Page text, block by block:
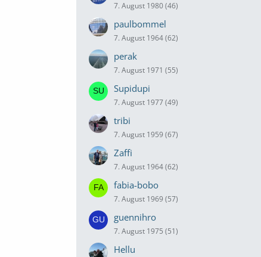
7. August 1980 (46)
paulbommel
7. August 1964 (62)
perak
7. August 1971 (55)
Supidupi
7. August 1977 (49)
tribi
7. August 1959 (67)
Zaffi
7. August 1964 (62)
fabia-bobo
7. August 1969 (57)
guennihro
7. August 1975 (51)
Hellu